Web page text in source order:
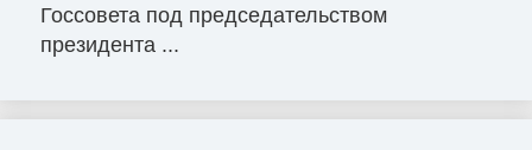
Госсовета под председательством
президента ...